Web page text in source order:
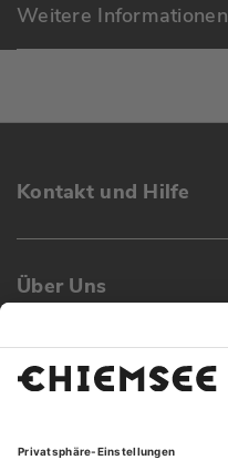
Weitere Informationen
Kontakt und Hilfe
Über Uns
Family